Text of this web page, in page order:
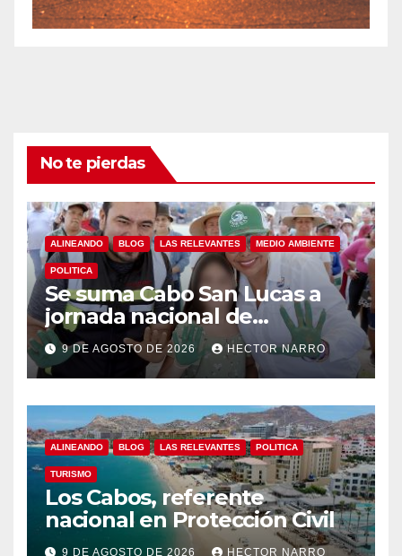
No te pierdas
ALINEANDO BLOG LAS RELEVANTES MEDIO AMBIENTE
POLITICA
Se suma Cabo San Lucas a
jornada nacional de
reforestación
9 DE AGOSTO DE 2026 HECTOR NARRO
ALINEANDO BLOG LAS RELEVANTES POLITICA
TURISMO
Los Cabos, referente
nacional en Protección Civil
9 DE AGOSTO DE 2026 HECTOR NARRO